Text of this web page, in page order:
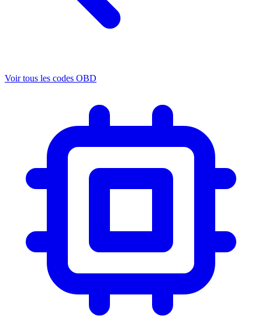
Voir tous les codes OBD